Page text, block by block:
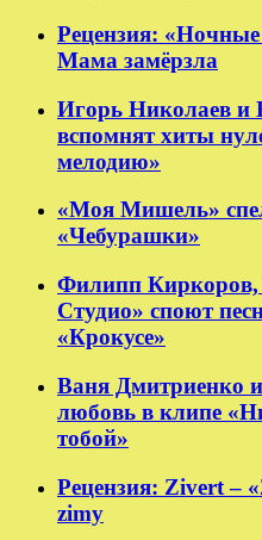
Рецензия:
Мама замёрзла
Игорь Николаев и
вспомнят хиты
мелодию»
«Моя Мишель»
«Чебурашки»
Филипп
Студио» споют
«Крокусе»
Ваня Дмитриенко
любовь в клипе
тобой»
Рецензия: Zivert –
zimy